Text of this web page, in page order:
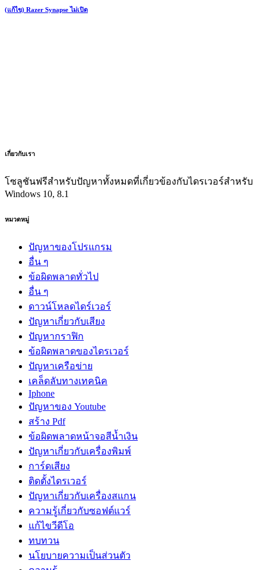
(แก้ไข) Razer Synapse ไม่เปิด
เกี่ยวกับเรา
โซลูชันฟรีสำหรับปัญหาทั้งหมดที่เกี่ยวข้องกับไดรเวอร์สำหรับ
Windows 10, 8.1
หมวดหมู่
ปัญหาของโปรแกรม
อื่น ๆ
ข้อผิดพลาดทั่วไป
อื่น ๆ
ดาวน์โหลดไดร์เวอร์
ปัญหาเกี่ยวกับเสียง
ปัญหากราฟิก
ข้อผิดพลาดของไดรเวอร์
ปัญหาเครือข่าย
เคล็ดลับทางเทคนิค
Iphone
ปัญหาของ Youtube
สร้าง Pdf
ข้อผิดพลาดหน้าจอสีน้ำเงิน
ปัญหาเกี่ยวกับเครื่องพิมพ์
การ์ดเสียง
ติดตั้งไดรเวอร์
ปัญหาเกี่ยวกับเครื่องสแกน
ความรู้เกี่ยวกับซอฟต์แวร์
แก้ไขวีดีโอ
ทบทวน
นโยบายความเป็นส่วนตัว